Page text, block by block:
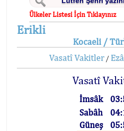
Ülkeler Listesi İçin Tıklayınız
Erikli
Kocaeli /
Vasatî Vakitler/
Vasatî
İmsâk
Sabâh
Güneş